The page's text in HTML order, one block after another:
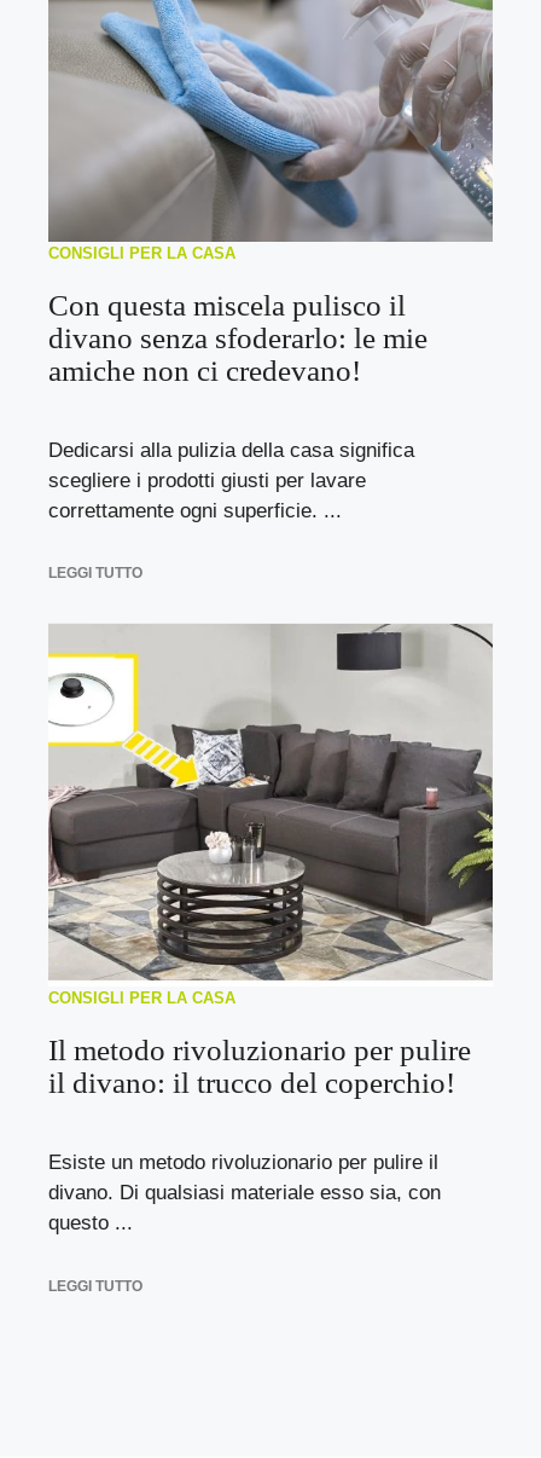
CONSIGLI PER LA CASA
Con questa miscela pulisco il
divano senza sfoderarlo: le mie
amiche non ci credevano!
Dedicarsi alla pulizia della casa significa
scegliere i prodotti giusti per lavare
correttamente ogni superficie. ...
LEGGI TUTTO
CONSIGLI PER LA CASA
Il metodo rivoluzionario per pulire
il divano: il trucco del coperchio!
Esiste un metodo rivoluzionario per pulire il
divano. Di qualsiasi materiale esso sia, con
questo ...
LEGGI TUTTO